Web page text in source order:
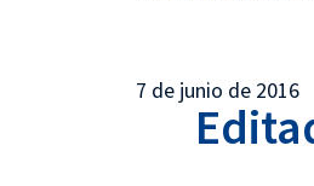
7 de junio de 2016